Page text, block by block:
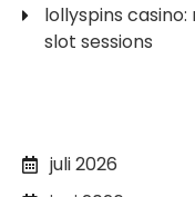
lollyspins
slot sessions
juli 2026